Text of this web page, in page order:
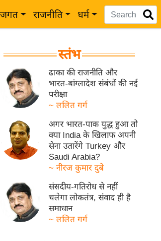
जगत राजनीति धर्म
स्तंभ
ढाका की राजनीति और
भारत-बांग्लादेश संबंधों की नई
परीक्षा
~ ललित गर्ग
अगर भारत-पाक युद्ध हुआ तो
क्या India के खिलाफ अपनी
सेना उतारेंगे Turkey और
Saudi Arabia?
~ नीरज कुमार दुबे
संसदीय-गतिरोध से नहीं
चलेगा लोकतंत्र, संवाद ही है
समाधान
~ ललित गर्ग